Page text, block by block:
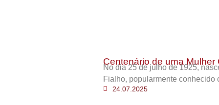
Centenário de uma Mulher
No dia 25 de julho de 1925,
Fialho, popularmente conhecido
24.07.2025